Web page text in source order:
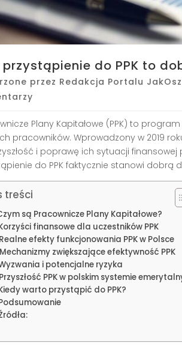
przystąpienie do PPK to
przez Redakcja Portalu
Plany Kapitałowe (PPK) to
pracowników. Wprowadzony w 2019
i poprawę ich sytuacji
do PPK faktycznie stanowi dobrą
treści
są Pracownicze Plany Kapitałowe?
finansowe dla uczestników PPK
Realne efekty funkcjonowania PPK w Polsce
Mechanizmy zwiększające efektywność PPK
i potencjalne ryzyka
Przyszłość PPK w polskim systemie
warto przystąpić do PPK?